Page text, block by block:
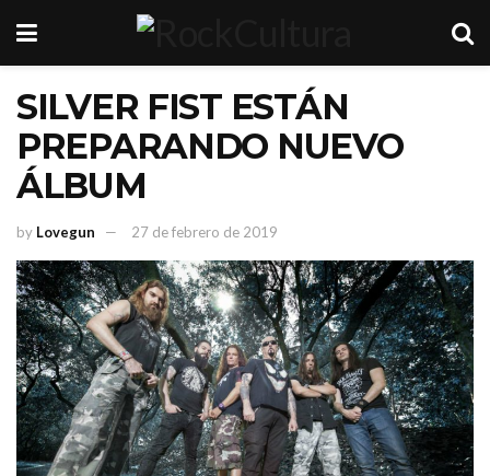
SILVER FIST ESTÁN
PREPARANDO NUEVO
ÁLBUM
by Lovegun 27 de febrero de 2019